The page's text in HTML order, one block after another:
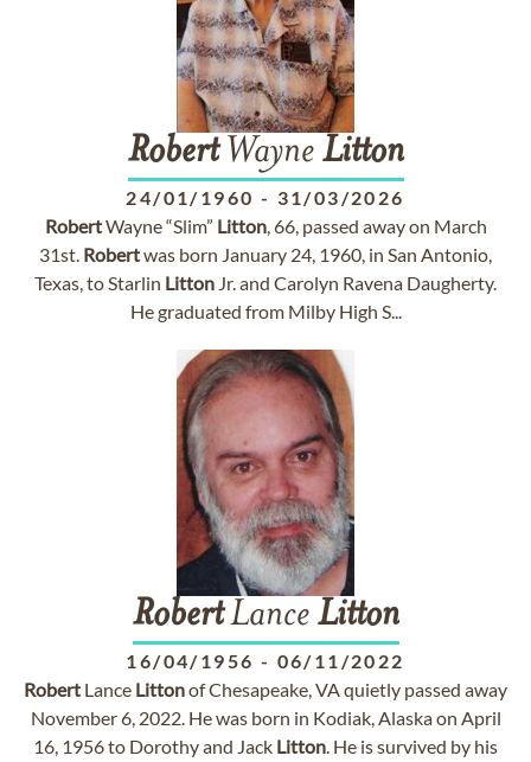
RobertWayne Litton
24/01/1960 - 31/03/2026
RobertWayne “Slim” Litton, 66, passed away on March
31st. Robertwas born January 24, 1960, in San Antonio,
Texas, to Starlin Litton Jr. and Carolyn Ravena Daugherty.
He graduated from Milby High S...
RobertLance Litton
16/04/1956 - 06/11/2022
Robert Lance Littonof Chesapeake, VA quietly passed away
November 6, 2022. He was born in Kodiak, Alaska on April
16, 1956 to Dorothy and Jack Litton. He is survived by his